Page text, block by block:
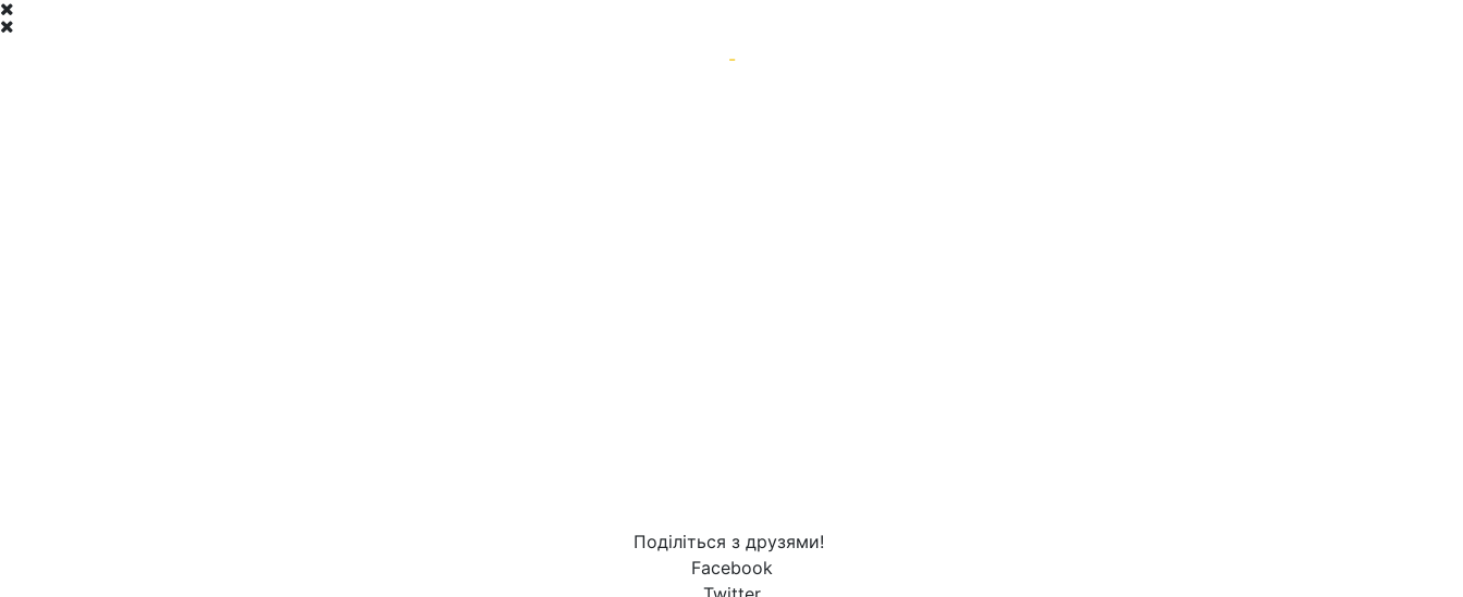
-
Поділіться з друзями!
Facebook